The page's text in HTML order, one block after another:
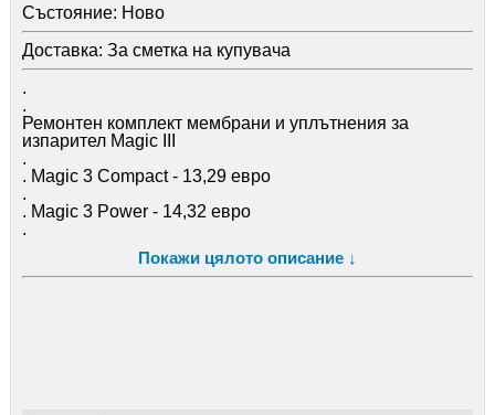
Състояние: Ново
Доставка: За сметка на купувача
.
.
Ремонтен комплект мембрани и уплътнения за
изпарител Magic III
.
. Magic 3 Compact - 13,29 евро
.
. Magic 3 Power - 14,32 евро
.
.
Покажи цялото описание ↓